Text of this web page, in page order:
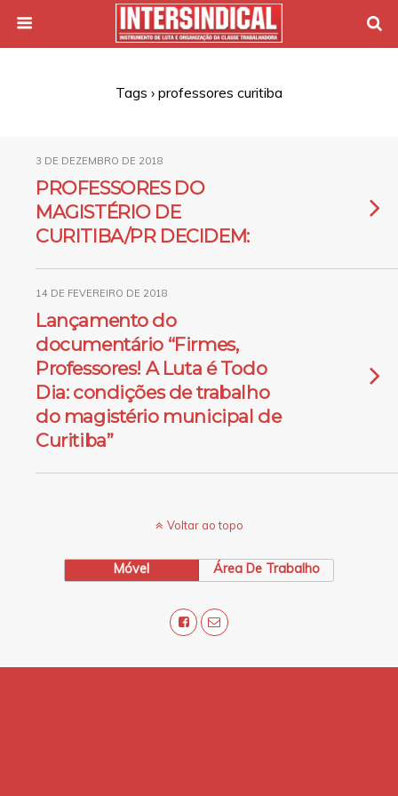
Tags › professores curitiba
3 DE DEZEMBRO DE 2018
PROFESSORES DO
MAGISTÉRIO DE
CURITIBA/PR DECIDEM:
14 DE FEVEREIRO DE 2018
Lançamento do
documentário “Firmes,
Professores! A Luta é Todo
Dia: condições de trabalho
do magistério municipal de
Curitiba”
Voltar ao topo
Móvel Área De Trabalho